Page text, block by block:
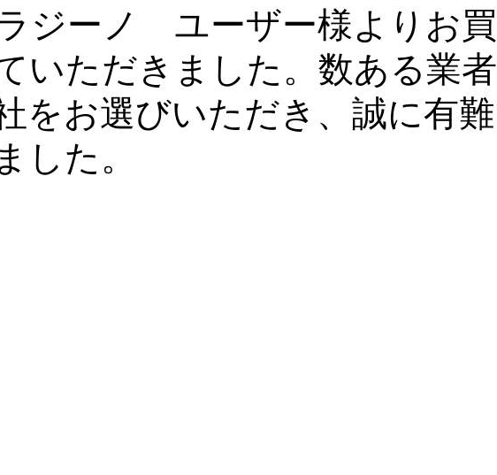
ジーノ ユーザー様よりお買
いただきました。数ある業者
をお選びいただき、誠に有難
した。